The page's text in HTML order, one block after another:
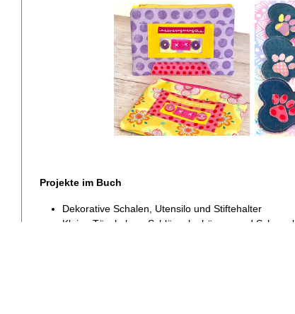
Projekte im Buch
Dekorative Schalen, Utensilo und Stiftehalter
Kleine Täschchen, Schlüsselanhänger und Schmuck